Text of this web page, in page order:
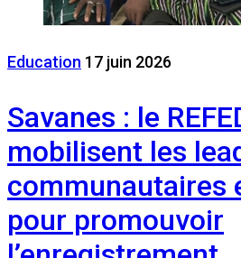
Education 17 juin 2026
Savanes : le
mobilisent les
communautaires
pour promouvoir